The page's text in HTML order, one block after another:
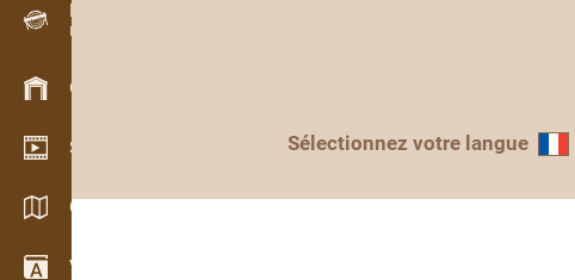
Enregistreur
Inventaire du bois sur le terrain
Gestion du stock
Schowroom vidéo
Catalogues / Brochures
Vocabulaire
Sélectionnez votre langue